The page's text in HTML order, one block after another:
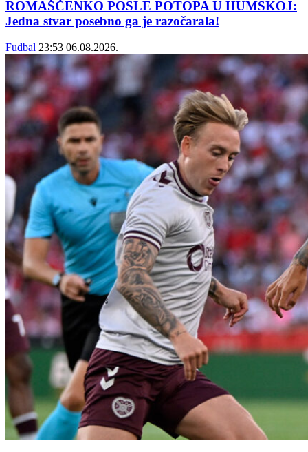
ROMAŠČENKO POSLE POTOPA U HUMSKOJ:
Jedna stvar posebno ga je razočarala!
Fudbal 23:53 06.08.2026.